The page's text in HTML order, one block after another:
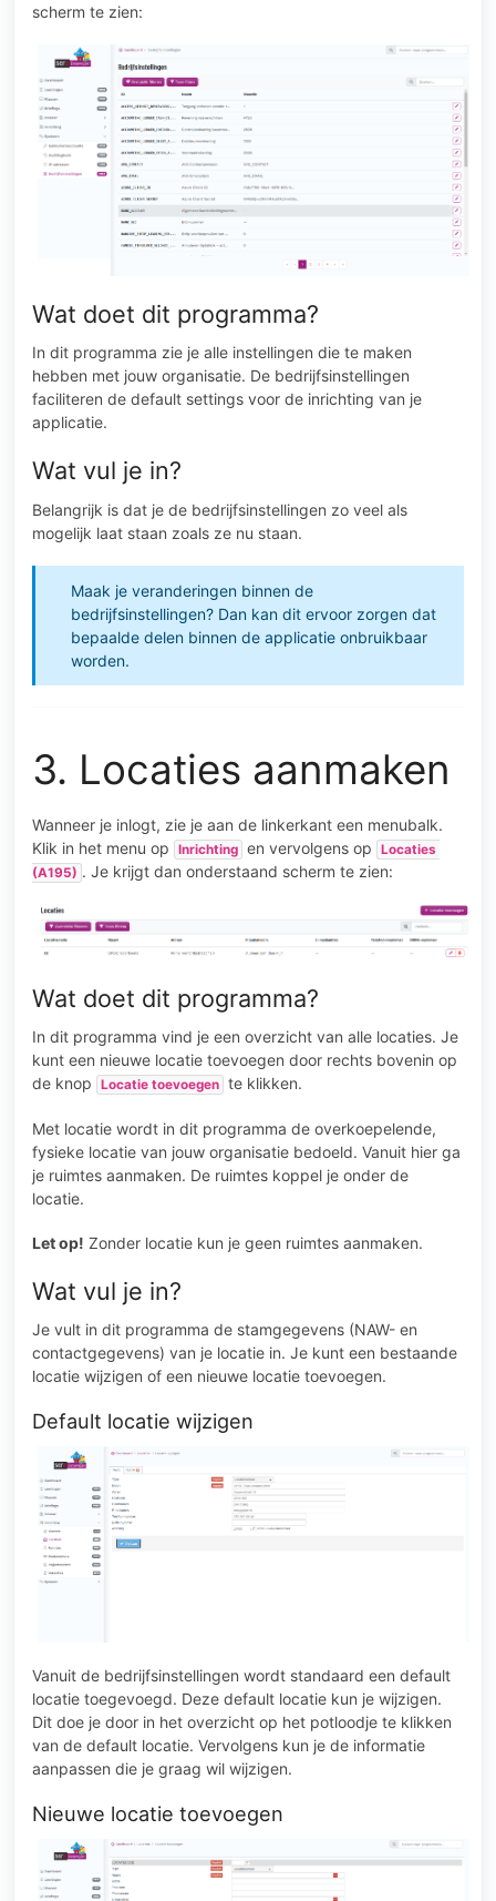
scherm te zien:
Wat doet dit programma?
In dit programma zie je alle instellingen die te maken
hebben met jouw organisatie. De bedrijfsinstellingen
faciliteren de default settings voor de inrichting van je
applicatie.
Wat vul je in?
Belangrijk is dat je de bedrijfsinstellingen zo veel als
mogelijk laat staan zoals ze nu staan.
Maak je veranderingen binnen de
bedrijfsinstellingen? Dan kan dit ervoor zorgen dat
bepaalde delen binnen de applicatie onbruikbaar
worden.
3. Locaties aanmaken
Wanneer je inlogt, zie je aan de linkerkant een menubalk.
Klik in het menu op
Inrichting en vervolgens op
Locaties
(A195) . Je krijgt dan onderstaand scherm te zien:
Wat doet dit programma?
In dit programma vind je een overzicht van alle locaties. Je
kunt een nieuwe locatie toevoegen door rechts bovenin op
de knop
Locatie toevoegen te klikken.
Met locatie wordt in dit programma de overkoepelende,
fysieke locatie van jouw organisatie bedoeld. Vanuit hier ga
je ruimtes aanmaken. De ruimtes koppel je onder de
locatie.
Let op! Zonder locatie kun je geen ruimtes aanmaken.
Wat vul je in?
Je vult in dit programma de stamgegevens (NAW- en
contactgegevens) van je locatie in. Je kunt een bestaande
locatie wijzigen of een nieuwe locatie toevoegen.
Default locatie wijzigen
Vanuit de bedrijfsinstellingen wordt standaard een default
locatie toegevoegd. Deze default locatie kun je wijzigen.
Dit doe je door in het overzicht op het potloodje te klikken
van de default locatie. Vervolgens kun je de informatie
aanpassen die je graag wil wijzigen.
Nieuwe locatie toevoegen